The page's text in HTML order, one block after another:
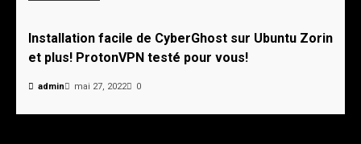
Installation facile de CyberGhost sur Ubuntu Zorin
et plus! ProtonVPN testé pour vous!
admin mai 27, 2022 0